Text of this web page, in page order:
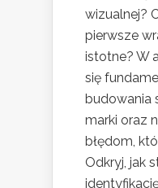
wizualnej?
pierwsze
istotne? W
się
budowania
marki oraz
błędom,
Odkryj, jak